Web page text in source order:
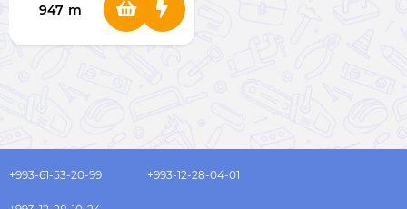
947 m
+993-61-53-20-99 +993-12-28-04-01